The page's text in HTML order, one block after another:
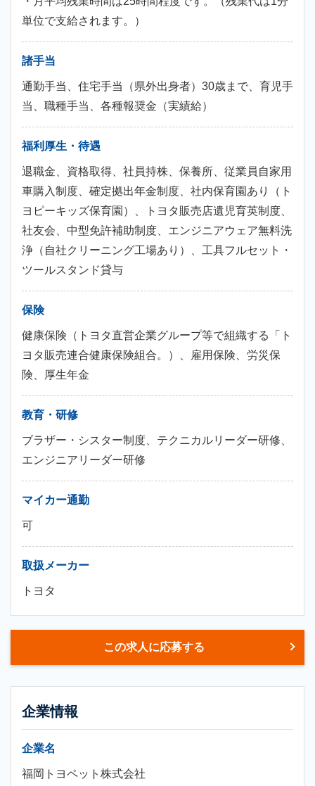
単位で支給されます。）
諸手当
通勤手当、住宅手当（県外出身者）30歳まで、育児手
当、職種手当、各種報奨金（実績給）
福利厚生・待遇
退職金、資格取得、社員持株、保養所、従業員自家用
車購入制度、確定拠出年金制度、社内保育園あり（ト
ヨピーキッズ保育園）、トヨタ販売店遺児育英制度、
社友会、中型免許補助制度、エンジニアウェア無料洗
浄（自社クリーニング工場あり）、工具フルセット・
ツールスタンド貸与
保険
健康保険（トヨタ直営企業グループ等で組織する「ト
ヨタ販売連合健康保険組合。）、雇用保険、労災保
険、厚生年金
教育・研修
ブラザー・シスター制度、テクニカルリーダー研修、
エンジニアリーダー研修
マイカー通勤
可
取扱メーカー
トヨタ
この求人に応募する
企業情報
企業名
福岡トヨペット株式会社